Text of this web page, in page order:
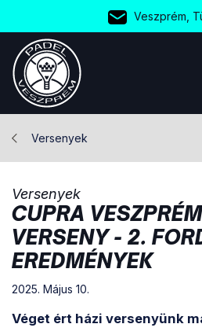
Veszprém,
Versenyek
Versenyek
CUPRA
VERSENY - 2.
EREDMÉNYEK
2025. Május 10.
Véget ért házi versenyünk